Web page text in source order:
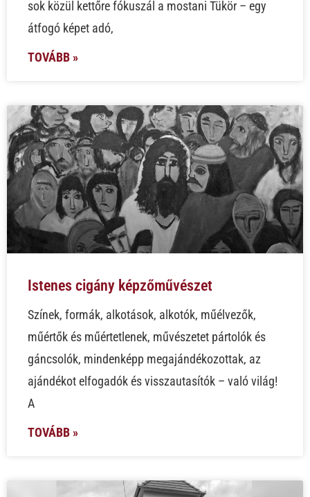
sok közül kettőre fókuszál a mostani Tükör – egy
átfogó képet adó,
TOVÁBB »
Istenes cigány képzőművészet
Színek, formák, alkotások, alkotók, műélvezők,
műértők és műértetlenek, művészetet pártolók és
gáncsolók, mindenképp megajándékozottak, az
ajándékot elfogadók és visszautasítók – való világ!
A
TOVÁBB »